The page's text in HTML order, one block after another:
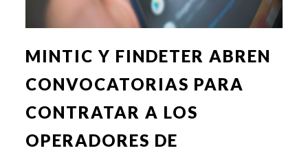
MINTIC Y FINDETER ABREN
CONVOCATORIAS PARA
CONTRATAR A LOS
OPERADORES DE